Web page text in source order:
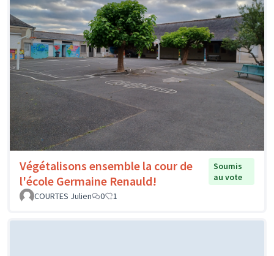
Végétalisons ensemble la cour de
l'école Germaine Renauld!
Soumis
au vote
COURTES Julien
0 1